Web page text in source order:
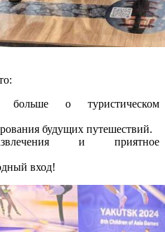
больше о туристическом
будущих путешествий.
и приятное
вход!